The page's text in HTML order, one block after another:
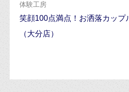
体験工房
笑顔100点満点！お洒落カップ
（大分店）